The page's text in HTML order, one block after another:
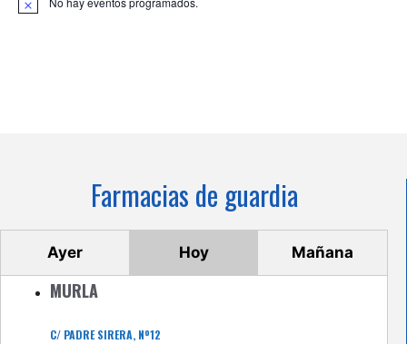
Farmacias de guardia
Ayer Hoy Mañana
MURLA
C/ PADRE SIRERA, Nº12